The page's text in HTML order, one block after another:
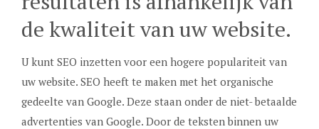
de kwaliteit van uw website.
U kunt SEO inzetten voor een hogere populariteit van
uw website. SEO heeft te maken met het organische
gedeelte van Google. Deze staan onder de niet- betaalde
advertenties van Google. Door de teksten binnen uw